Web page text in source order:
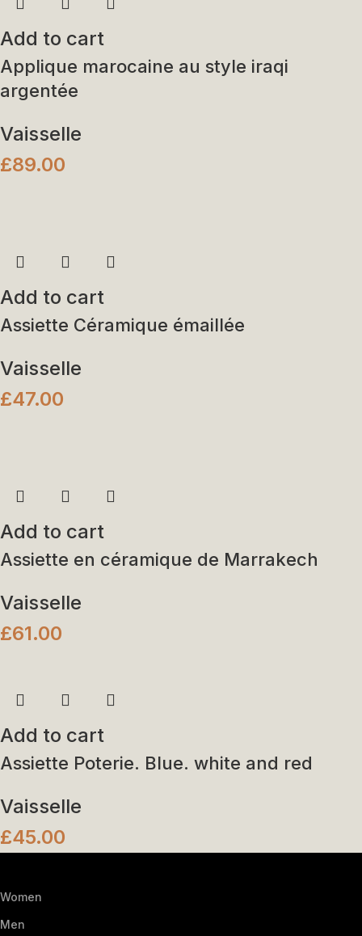
Add to cart
Applique marocaine au style iraqi
argentée
Vaisselle
£89.00
Add to cart
Assiette Céramique émaillée
Vaisselle
£47.00
Add to cart
Assiette en céramique de Marrakech
Vaisselle
£61.00
Add to cart
Assiette Poterie. Blue. white and red
Vaisselle
£45.00
Women
Men